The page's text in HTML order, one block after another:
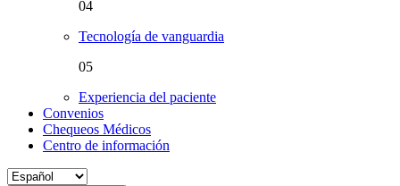
04
Tecnología de vanguardia
05
Experiencia del paciente
Convenios
Chequeos Médicos
Centro de información